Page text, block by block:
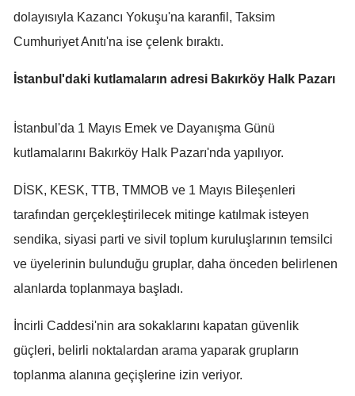
Muğla
Muş
Nevşehir
Ordu
Sakarya
Samsun
Tekirdağ
dolayısıyla Kazancı Yokuşu'na karanfil, Taksim
Cumhuriyet Anıtı'na ise çelenk bıraktı.
İstanbul'daki kutlamaların adresi Bakırköy Halk Pazarı
İstanbul'da 1 Mayıs Emek ve Dayanışma Günü
kutlamalarını Bakırköy Halk Pazarı'nda yapılıyor.
DİSK, KESK, TTB, TMMOB ve 1 Mayıs Bileşenleri
tarafından gerçekleştirilecek mitinge katılmak isteyen
sendika, siyasi parti ve sivil toplum kuruluşlarının temsilci
ve üyelerinin bulunduğu gruplar, daha önceden belirlenen
alanlarda toplanmaya başladı.
İncirli Caddesi'nin ara sokaklarını kapatan güvenlik
güçleri, belirli noktalardan arama yaparak grupların
toplanma alanına geçişlerine izin veriyor.